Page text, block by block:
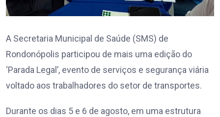
A Secretaria Municipal de Saúde (SMS) de
Rondonópolis participou de mais uma edição do
‘Parada Legal’, evento de serviços e segurança viária
voltado aos trabalhadores do setor de transportes.
Durante os dias 5 e 6 de agosto, em uma estrutura